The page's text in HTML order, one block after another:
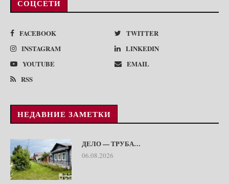
СОЦСЕТИ
FACEBOOK
TWITTER
INSTAGRAM
LINKEDIN
YOUTUBE
EMAIL
RSS
НЕДАВНИЕ ЗАМЕТКИ
ДЕЛО — ТРУБА…
06.08.2026